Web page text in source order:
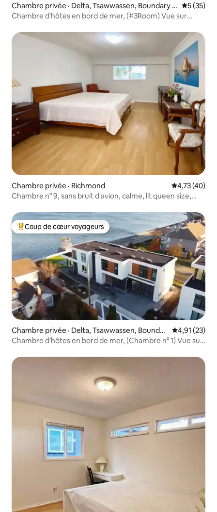
Chambre privée · Delta, Tsawwassen, Boundary B
ay
Note
5 (35)
Chambre d'hôtes en bord de mer, (#3Room) Vue sur
Chambre privée · Richmond Note
4,73 (40)
Chambre n° 9, sans bruit d'avion, calme, lit queen size,
confortable, pour 1 à 2 personnes.
Coup de cœur voyageurs parmi les plus aimés
Coup de cœur voyageurs
Chambre privée · Delta, Tsawwassen, Boundar
y Bay
Note
4,91 (23)
Chambre d'hôtes en bord de mer, (Chambre n° 1) Vue sur